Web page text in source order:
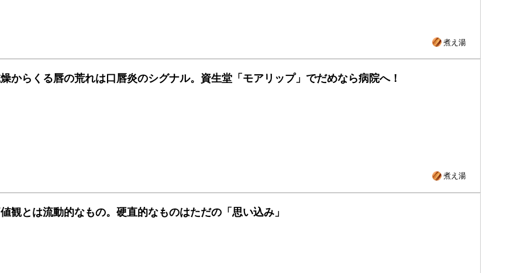
煮え湯
からくる唇の荒れは口唇炎のシグナル。資生堂「モアリップ」でだめなら病院へ！
煮え湯
観とは流動的なもの。硬直的なものはただの「思い込み」